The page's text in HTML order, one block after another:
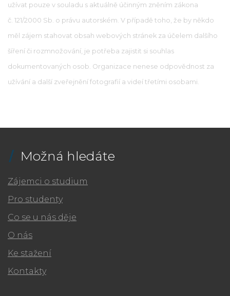
užívat pouze v souladu s aktuálně účinným zněním zákona
č. 121/2000 Sb. o právu autorském. V případě toho, že by někdo
měl zájem stahovat obsah webových stránek za účelem dalšího
šíření či rozmnožování, je potřeba zajistit si souhlas
dokumentovaných osob. Organizace nenese odpovědnost za
užívání a další zveřejnění fotografií a videí třetími osobami.
Možná hledáte
Zájemci o studium
Pro studenty
Co se u nás děje
O nás
Ke stažení
Kontakty